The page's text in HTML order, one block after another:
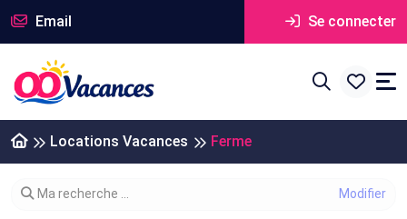
Email Se connecter
Locations Vacances Ferme
Modifier votre recherche
Ma recherche ...